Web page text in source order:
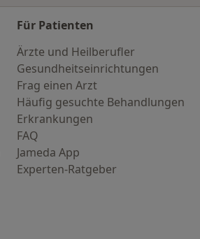
Für Patienten
Ärzte und Heilberufler
Gesundheitseinrichtungen
Frag einen Arzt
Häufig gesuchte Behandlungen
Erkrankungen
FAQ
Jameda App
Experten-Ratgeber